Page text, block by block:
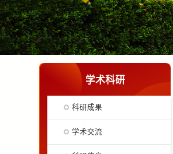
学术科研
科研成果
学术交流